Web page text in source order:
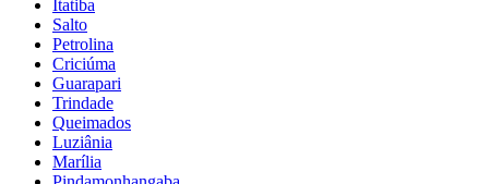
Itatiba
Salto
Petrolina
Criciúma
Guarapari
Trindade
Queimados
Luziânia
Marília